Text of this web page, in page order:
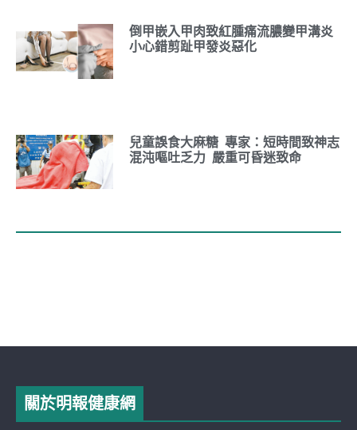
倒甲嵌入甲肉致紅腫痛流膿變甲溝炎
小心錯剪趾甲發炎惡化
兒童誤食大麻糖 專家：短時間致神志
混沌嘔吐乏力 嚴重可昏迷致命
關於明報健康網